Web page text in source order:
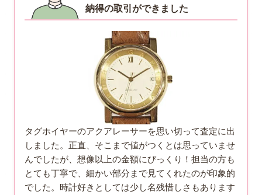
納得の取引ができました
タグホイヤーのアクアレーサーを思い切って査定に出
しました。正直、そこまで値がつくとは思っていませ
んでしたが、想像以上の金額にびっくり！担当の方も
とても丁寧で、細かい部分まで見てくれたのが印象的
でした。時計好きとしては少し名残惜しさもあります